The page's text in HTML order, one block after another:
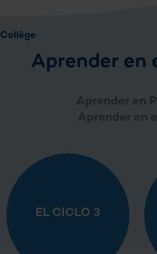
Collège
Aprender en
Aprender en
Aprender en
EL CICLO 3